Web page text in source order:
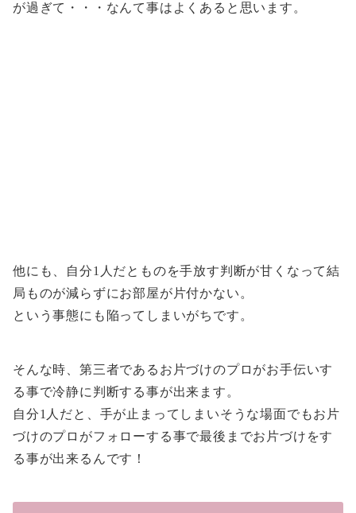
が過ぎて・・・なんて事はよくあると思います。
他にも、自分1人だとものを手放す判断が甘くなって結
局ものが減らずにお部屋が片付かない。
という事態にも陥ってしまいがちです。
そんな時、第三者であるお片づけのプロがお手伝いす
る事で冷静に判断する事が出来ます。
自分1人だと、手が止まってしまいそうな場面でもお片
づけのプロがフォローする事で最後までお片づけをす
る事が出来るんです！